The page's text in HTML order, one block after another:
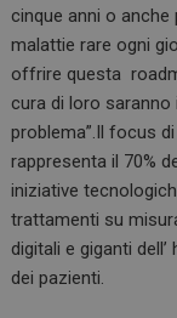
cinque anni o
malattie rare ogni
offrire questa
cura di loro
problema”.Il focus
rappresenta il 70%
iniziative
trattamenti su
digitali e giganti
dei pazienti.